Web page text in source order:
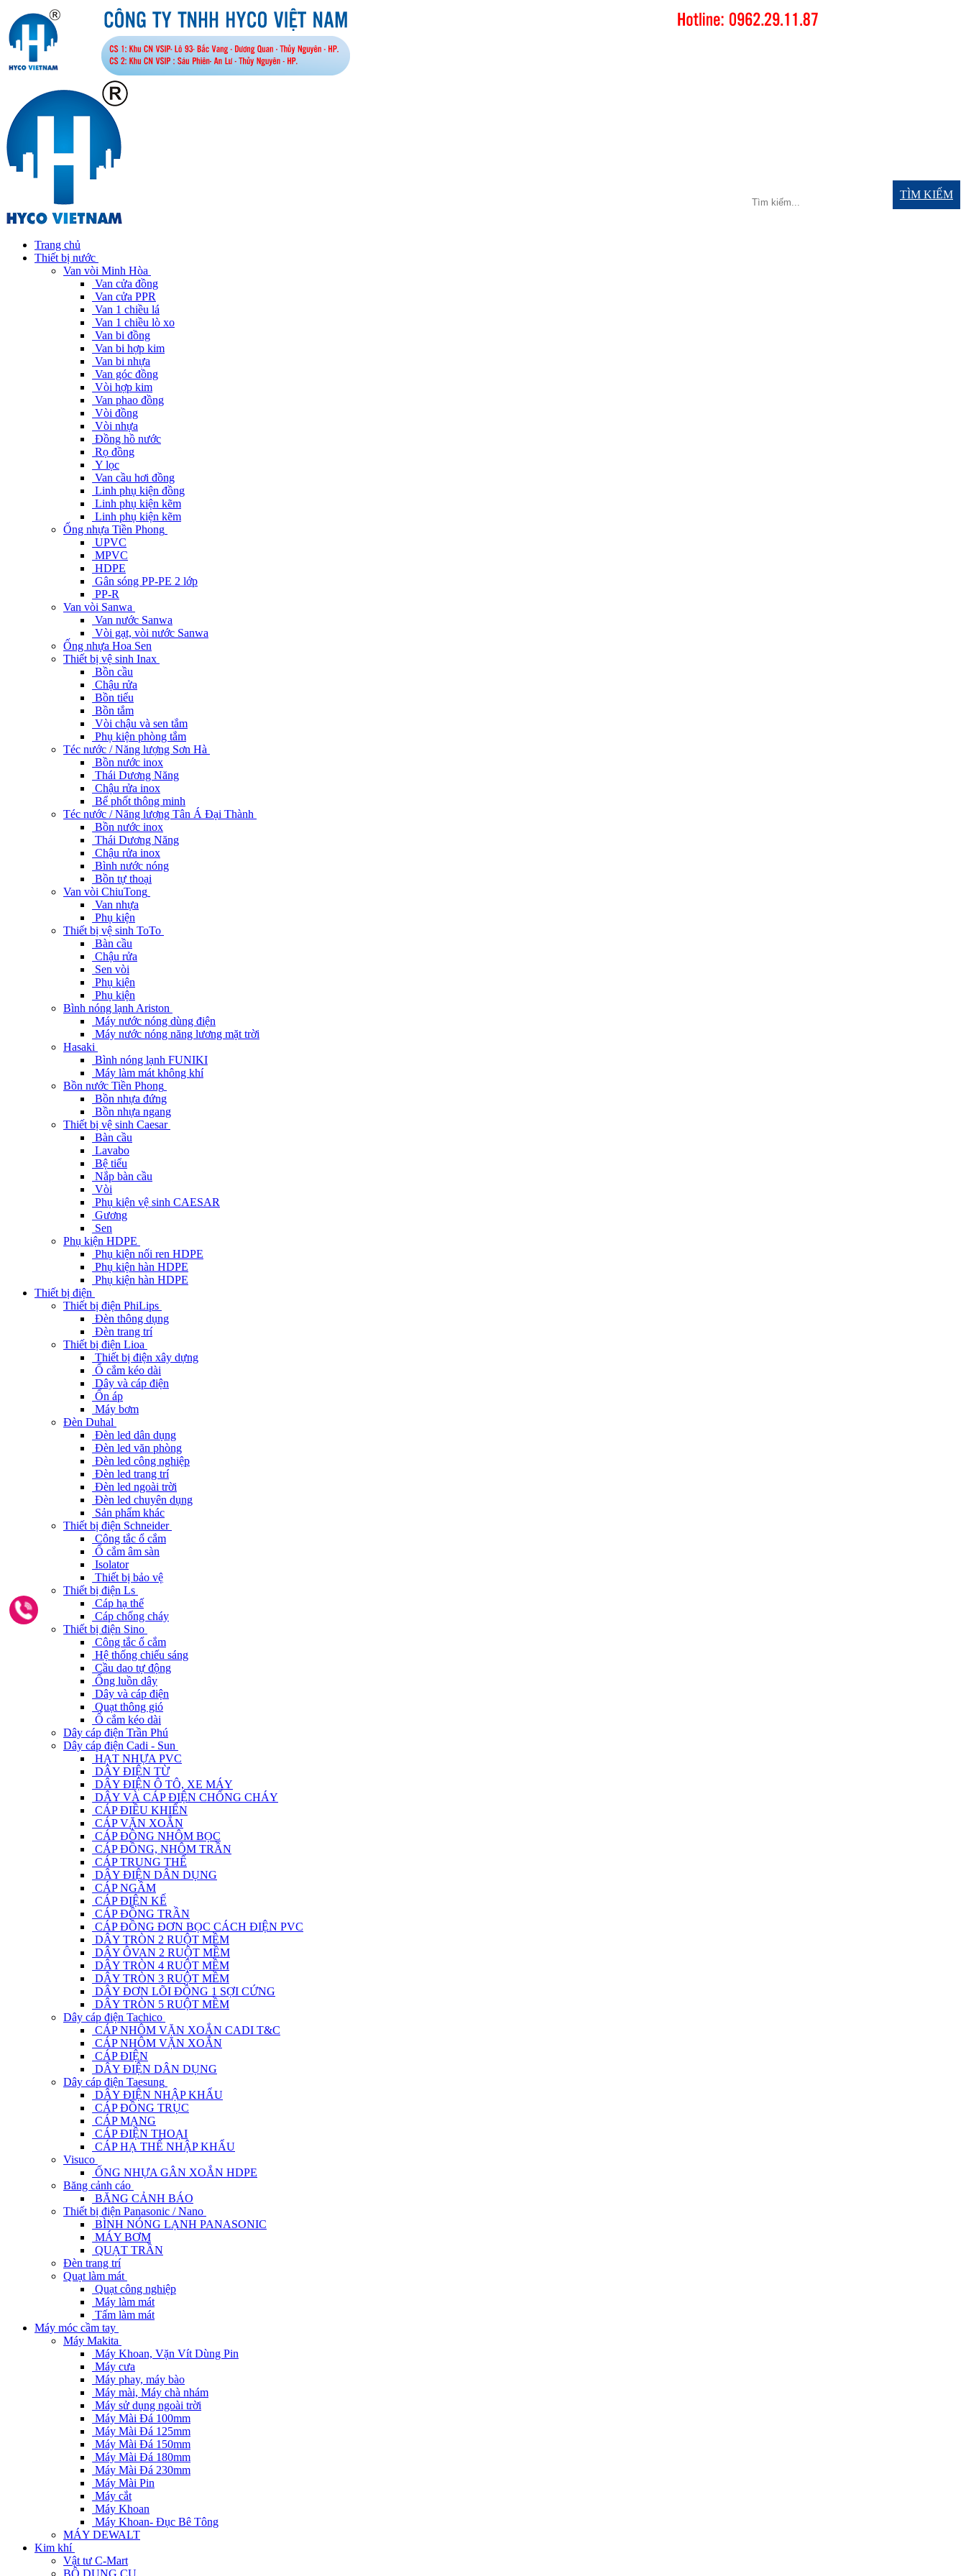
TÌM KIẾM
Trang chủ
Thiết bị nước
Van vòi Minh Hòa
Van cửa đồng
Van cửa PPR
Van 1 chiều lá
Van 1 chiều lò xo
Van bi đồng
Van bi hợp kim
Van bi nhựa
Van góc đồng
Vòi hợp kim
Van phao đồng
Vòi đồng
Vòi nhựa
Đồng hồ nước
Rọ đồng
Y lọc
Van cầu hơi đồng
Linh phụ kiện đồng
Linh phụ kiện kẽm
Linh phụ kiện kẽm
Ống nhựa Tiền Phong
UPVC
MPVC
HDPE
Gân sóng PP-PE 2 lớp
PP-R
Van vòi Sanwa
Van nước Sanwa
Vòi gạt, vòi nước Sanwa
Ống nhựa Hoa Sen
Thiết bị vệ sinh Inax
Bồn cầu
Chậu rửa
Bồn tiểu
Bồn tắm
Vòi chậu và sen tắm
Phụ kiện phòng tắm
Téc nước / Năng lượng Sơn Hà
Bồn nước inox
Thái Dương Năng
Chậu rửa inox
Bể phốt thông minh
Téc nước / Năng lượng Tân Á Đại Thành
Bồn nước inox
Thái Dương Năng
Chậu rửa inox
Bình nước nóng
Bồn tự thoại
Van vòi ChiuTong
Van nhựa
Phụ kiện
Thiết bị vệ sinh ToTo
Bàn cầu
Chậu rửa
Sen vòi
Phụ kiện
Phụ kiện
Bình nóng lạnh Ariston
Máy nước nóng dùng điện
Máy nước nóng năng lương mặt trời
Hasaki
Bình nóng lạnh FUNIKI
Máy làm mát không khí
Bồn nước Tiền Phong
Bồn nhựa đứng
Bồn nhựa ngang
Thiết bị vệ sinh Caesar
Bàn cầu
Lavabo
Bệ tiểu
Nắp bàn cầu
Vòi
Phụ kiện vệ sinh CAESAR
Gương
Sen
Phụ kiện HDPE
Phụ kiện nối ren HDPE
Phụ kiện hàn HDPE
Phụ kiện hàn HDPE
Thiết bị điện
Thiết bị điện PhiLips
Đèn thông dụng
Đèn trang trí
Thiết bị điện Lioa
Thiết bị điện xây dựng
Ổ cắm kéo dài
Dây và cáp điện
Ổn áp
Máy bơm
Đèn Duhal
Đèn led dân dụng
Đèn led văn phòng
Đèn led công nghiệp
Đèn led trang trí
Đèn led ngoài trời
Đèn led chuyên dụng
Sản phẩm khác
Thiết bị điện Schneider
Công tắc ổ cắm
Ổ cắm âm sàn
Isolator
Thiết bị bảo vệ
Thiết bị điện Ls
Cáp hạ thế
Cáp chống cháy
Thiết bị điện Sino
Công tắc ổ cắm
Hệ thống chiếu sáng
Cầu dao tự động
Ống luồn dây
Dây và cáp điện
Quạt thông gió
Ổ cắm kéo dài
Dây cáp điện Trần Phú
Dây cáp điện Cadi - Sun
HẠT NHỰA PVC
DÂY ĐIỆN TỪ
DÂY ĐIỆN Ô TÔ, XE MÁY
DÂY VÀ CÁP ĐIỆN CHỐNG CHÁY
CÁP ĐIỀU KHIỂN
CÁP VẶN XOẮN
CÁP ĐỒNG NHÔM BỌC
CÁP ĐỒNG, NHÔM TRẦN
CÁP TRUNG THẾ
DÂY ĐIỆN DÂN DỤNG
CÁP NGẦM
CÁP ĐIỆN KẾ
CÁP ĐỒNG TRẦN
CÁP ĐỒNG ĐƠN BỌC CÁCH ĐIỆN PVC
DÂY TRÒN 2 RUỘT MỀM
DÂY ÔVAN 2 RUỘT MỀM
DÂY TRÒN 4 RUỘT MỀM
DÂY TRÒN 3 RUỘT MỀM
DÂY ĐƠN LÕI ĐỒNG 1 SỢI CỨNG
DÂY TRÒN 5 RUỘT MỀM
Dây cáp điện Tachico
CÁP NHÔM VẶN XOẮN CADI T&C
CÁP NHÔM VẶN XOẮN
CÁP ĐIỆN
DÂY ĐIỆN DÂN DỤNG
Dây cáp điện Taesung
DÂY ĐIỆN NHẬP KHẨU
CÁP ĐỒNG TRỤC
CÁP MẠNG
CÁP ĐIỆN THOẠI
CÁP HẠ THẾ NHẬP KHẨU
Visuco
ỐNG NHỰA GÂN XOẮN HDPE
Băng cảnh cáo
BĂNG CẢNH BÁO
Thiết bị điện Panasonic / Nano
BÌNH NÓNG LẠNH PANASONIC
MÁY BƠM
QUẠT TRẦN
Đèn trang trí
Quạt làm mát
Quạt công nghiệp
Máy làm mát
Tấm làm mát
Máy móc cầm tay
Máy Makita
Máy Khoan, Vặn Vít Dùng Pin
Máy cưa
Máy phay, máy bào
Máy mài, Máy chà nhám
Máy sử dụng ngoài trời
Máy Mài Đá 100mm
Máy Mài Đá 125mm
Máy Mài Đá 150mm
Máy Mài Đá 180mm
Máy Mài Đá 230mm
Máy Mài Pin
Máy cắt
Máy Khoan
Máy Khoan- Đục Bê Tông
MÁY DEWALT
Kim khí
Vật tư C-Mart
BỘ DỤNG CỤ
Gọi ngay 0962291187